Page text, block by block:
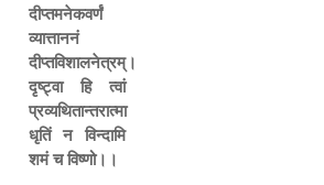
दीप्तमनेकवर्णं
व्यात्ताननं
दीप्तविशालनेत्रम्।
दृष्ट्वा
हि
त्वां
प्रव्यथितान्तरात्मा
धृतिं
न
विन्दामि
शमं च विष्णो।।